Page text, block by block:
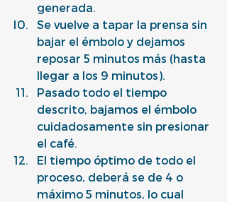
generada.
Se vuelve a tapar la prensa sin
bajar el émbolo y dejamos
reposar 5 minutos más (hasta
llegar a los 9 minutos).
Pasado todo el tiempo
descrito, bajamos el émbolo
cuidadosamente sin presionar
el café.
El tiempo óptimo de todo el
proceso, deberá se de 4 o
máximo 5 minutos, lo cual